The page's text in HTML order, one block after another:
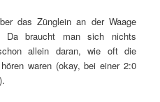
das Zünglein an der Waage
Da braucht man sich nichts
allein daran, wie oft die
waren (okay, bei einer 2:0